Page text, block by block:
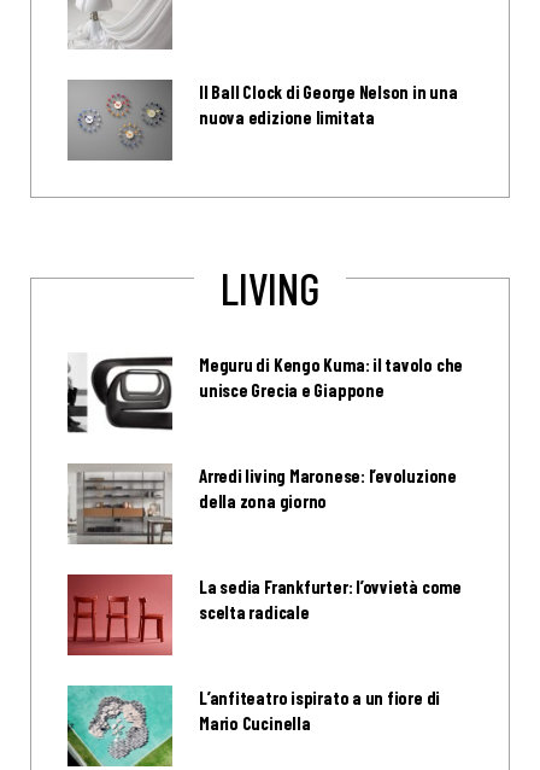
Il Ball Clock di George Nelson in una
nuova edizione limitata
LIVING
Meguru di Kengo Kuma: il tavolo che
unisce Grecia e Giappone
Arredi living Maronese: l’evoluzione
della zona giorno
La sedia Frankfurter: l’ovvietà come
scelta radicale
L’anfiteatro ispirato a un fiore di
Mario Cucinella